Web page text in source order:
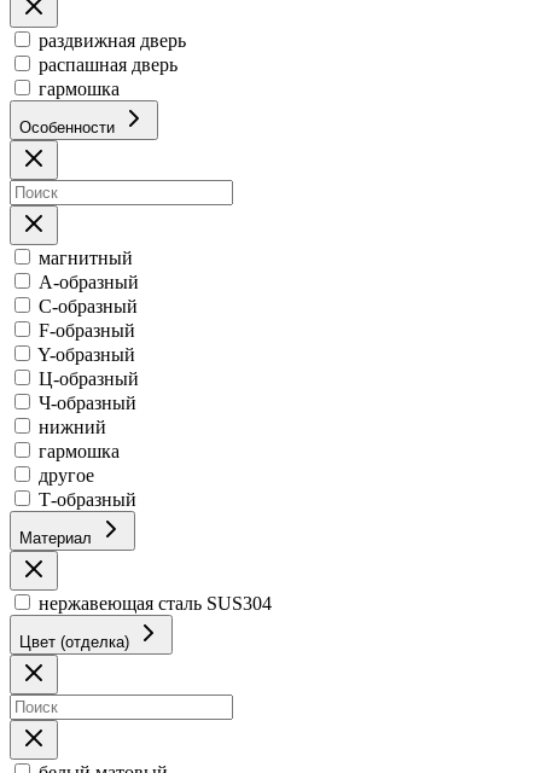
раздвижная дверь
распашная дверь
гармошка
Особенности
магнитный
А-образный
С-образный
F-образный
Y-образный
Ц-образный
Ч-образный
нижний
гармошка
другое
Т-образный
Материал
нержавеющая сталь SUS304
Цвет (отделка)